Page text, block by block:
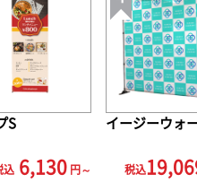
S
込 6,130 円～
イージーウォ
税込